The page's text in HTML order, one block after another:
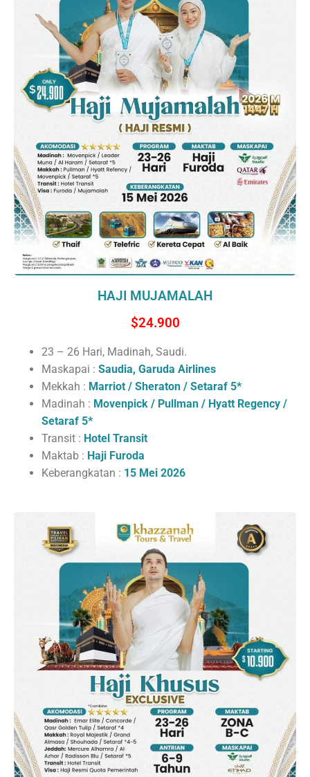
HAJI MUJAMALAH
$24.900
23 – 26 Hari, Madinah, Saudi.
Maskapai : Saudia, Garuda Airlines
Mekkah : Marriot / Sheraton / Setaraf 5*
Madinah : Movenpick / Pullman / Hyatt Regency /
Setaraf 5*
Transit : Hotel Transit
Maktab : Haji Furoda
Keberangkatan : 15 Mei 2026